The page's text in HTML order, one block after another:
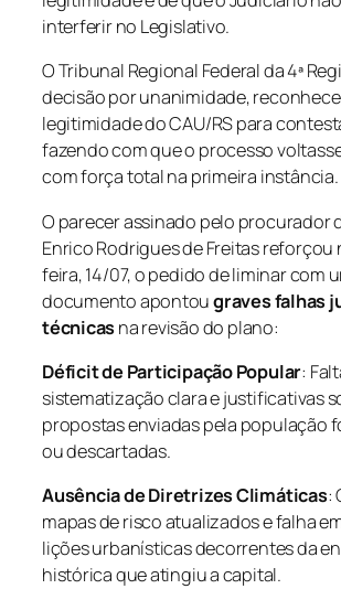
interferir no Legislativo.
O Tribunal Regional Federal da 4ª
decisão por unanimidade,
legitimidade do CAU/RS para
fazendo com que o processo
com força total na primeira instância.
O parecer assinado pelo procurador
Enrico Rodrigues de Freitas reforçou
feira, 14/07, o pedido de liminar com
documento apontougraves falhas
técnicasna revisão do plano:
Déficit de Participação Popular:
sistematização clara e justificativas
propostas enviadas pela população
ou descartadas.
Ausência de Diretrizes Climáticas:
mapas de risco atualizados e falha
lições urbanísticas decorrentes da
histórica que atingiu a capital.